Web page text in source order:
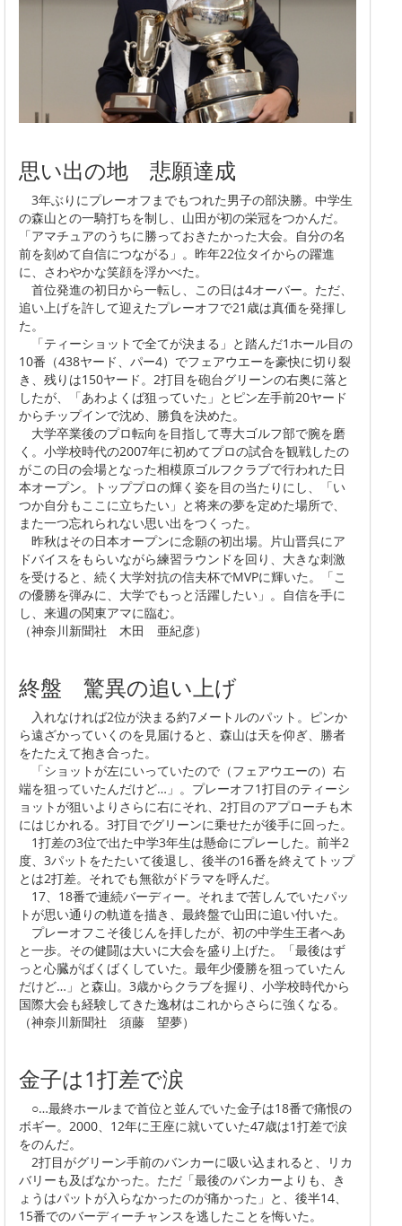
思い出の地 悲願達成
3年ぶりにプレーオフまでもつれた男子の部決勝。中学生
の森山との一騎打ちを制し、山田が初の栄冠をつかんだ。
「アマチュアのうちに勝っておきたかった大会。自分の名
前を刻めて自信につながる」。昨年22位タイからの躍進
に、さわやかな笑顔を浮かべた。
首位発進の初日から一転し、この日は4オーバー。ただ、
追い上げを許して迎えたプレーオフで21歳は真価を発揮し
た。
「ティーショットで全てが決まる」と踏んだ1ホール目の
10番（438ヤード、パー4）でフェアウエーを豪快に切り裂
き、残りは150ヤード。2打目を砲台グリーンの右奥に落と
したが、「あわよくば狙っていた」とピン左手前20ヤード
からチップインで沈め、勝負を決めた。
大学卒業後のプロ転向を目指して専大ゴルフ部で腕を磨
く。小学校時代の2007年に初めてプロの試合を観戦したの
がこの日の会場となった相模原ゴルフクラブで行われた日
本オープン。トッププロの輝く姿を目の当たりにし、「い
つか自分もここに立ちたい」と将来の夢を定めた場所で、
また一つ忘れられない思い出をつくった。
昨秋はその日本オープンに念願の初出場。片山晋呉にア
ドバイスをもらいながら練習ラウンドを回り、大きな刺激
を受けると、続く大学対抗の信夫杯でMVPに輝いた。「こ
の優勝を弾みに、大学でもっと活躍したい」。自信を手に
し、来週の関東アマに臨む。
（神奈川新聞社 木田 亜紀彦）
終盤 驚異の追い上げ
入れなければ2位が決まる約7メートルのパット。ピンか
ら遠ざかっていくのを見届けると、森山は天を仰ぎ、勝者
をたたえて抱き合った。
「ショットが左にいっていたので（フェアウエーの）右
端を狙っていたんだけど…」。プレーオフ1打目のティーシ
ョットが狙いよりさらに右にそれ、2打目のアプローチも木
にはじかれる。3打目でグリーンに乗せたが後手に回った。
1打差の3位で出た中学3年生は懸命にプレーした。前半2
度、3パットをたたいて後退し、後半の16番を終えてトップ
とは2打差。それでも無欲がドラマを呼んだ。
17、18番で連続バーディー。それまで苦しんでいたパッ
トが思い通りの軌道を描き、最終盤で山田に追い付いた。
プレーオフこそ後じんを拝したが、初の中学生王者へあ
と一歩。その健闘は大いに大会を盛り上げた。「最後はず
っと心臓がばくばくしていた。最年少優勝を狙っていたん
だけど…」と森山。3歳からクラブを握り、小学校時代から
国際大会も経験してきた逸材はこれからさらに強くなる。
（神奈川新聞社 須藤 望夢）
金子は1打差で涙
○…最終ホールまで首位と並んでいた金子は18番で痛恨の
ボギー。2000、12年に王座に就いていた47歳は1打差で涙
をのんだ。
2打目がグリーン手前のバンカーに吸い込まれると、リカ
バリーも及ばなかった。ただ「最後のバンカーよりも、き
ょうはパットが入らなかったのが痛かった」と、後半14、
15番でのバーディーチャンスを逃したことを悔いた。